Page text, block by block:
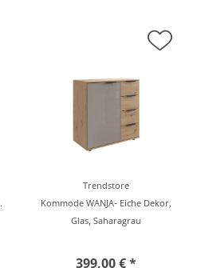
Trendstore
Kommode WANJA- Eiche Dekor,
Glas, Saharagrau
399,00 € *